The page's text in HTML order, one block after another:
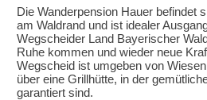
Die Wanderpension Hauer befindet
am Waldrand und ist idealer
Wegscheider Land Bayerischer
Ruhe kommen und wieder neue
Wegscheid ist umgeben von
über eine Grillhütte, in der
garantiert sind.